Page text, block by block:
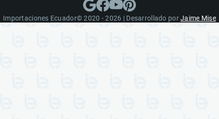
Importaciones Ecuador© 2020 - 2026 | Desarrollado porJaime Mise